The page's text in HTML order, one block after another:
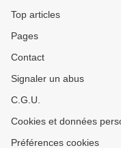
Top articles
Pages
Contact
Signaler un abus
C.G.U.
Cookies et données
Préférences cookies